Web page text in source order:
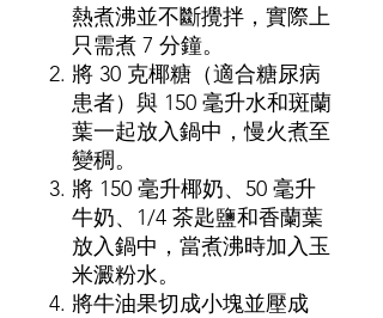
熱煮沸並不斷攪拌，實際上
只需煮 7 分鐘。
將 30 克椰糖（適合糖尿病
患者）與 150 毫升水和斑蘭
葉一起放入鍋中，慢火煮至
變稠。
將 150 毫升椰奶、50 毫升
牛奶、1/4 茶匙鹽和香蘭葉
放入鍋中，當煮沸時加入玉
米澱粉水。
將牛油果切成小塊並壓成